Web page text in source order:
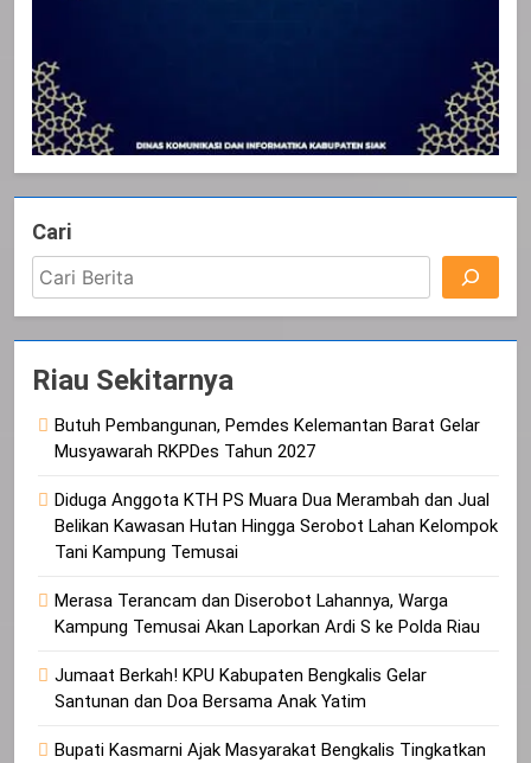
Cari
Riau Sekitarnya
Butuh Pembangunan, Pemdes Kelemantan Barat Gelar
Musyawarah RKPDes Tahun 2027
Diduga Anggota KTH PS Muara Dua Merambah dan Jual
Belikan Kawasan Hutan Hingga Serobot Lahan Kelompok
Tani Kampung Temusai
Merasa Terancam dan Diserobot Lahannya, Warga
Kampung Temusai Akan Laporkan Ardi S ke Polda Riau
Jumaat Berkah! KPU Kabupaten Bengkalis Gelar
Santunan dan Doa Bersama Anak Yatim
Bupati Kasmarni Ajak Masyarakat Bengkalis Tingkatkan